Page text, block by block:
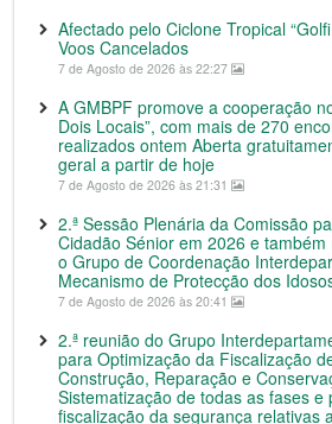
Afectado pelo Ciclone Tropical
Voos Cancelados
7 de Agosto de 2026 às 22:27
A GMBPF promove a cooperação
Dois Locais”, com mais de 270
realizados ontem Aberta
geral a partir de hoje
7 de Agosto de 2026 às 21:31
2.ª Sessão Plenária da Comissão
Cidadão Sénior em 2026 e
o Grupo de Coordenação
Mecanismo de Protecção dos
7 de Agosto de 2026 às 20:41
2.ª reunião do Grupo
para Optimização da Fiscalização
Construção, Reparação e
Sistematização de todas as fases e
fiscalização da segurança relativas